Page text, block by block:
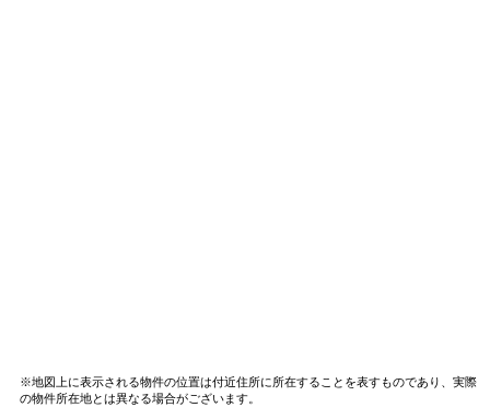
※地図上に表示される物件の位置は付近住所に所在することを表すものであり、実際
の物件所在地とは異なる場合がございます。